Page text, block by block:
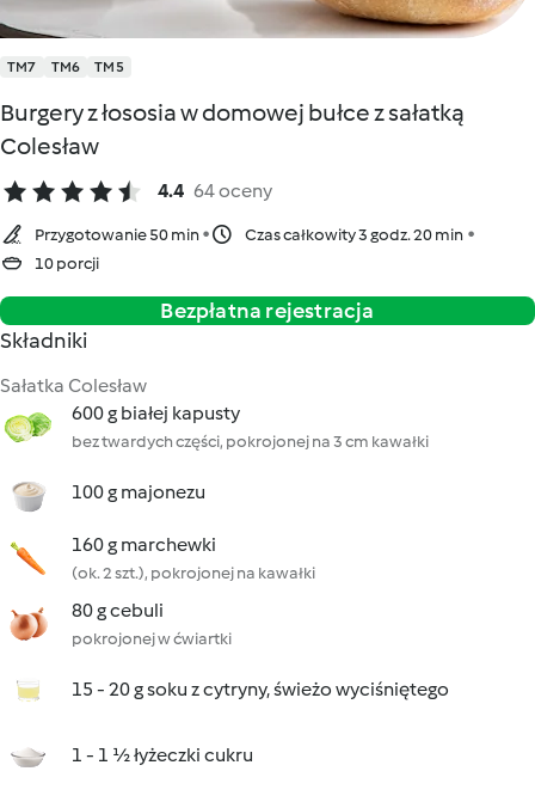
TM7 TM6 TM5
Burgery z łososia w domowej bułce z sałatką
Colesław
4.4 64 oceny
Przygotowanie 50 min
Czas całkowity 3 godz. 20 min
10 porcji
Bezpłatna rejestracja
Składniki
Sałatka Colesław
600 g białej kapusty
bez twardych części, pokrojonej na 3 cm kawałki
100 g majonezu
160 g marchewki
(ok. 2 szt.), pokrojonej na kawałki
80 g cebuli
pokrojonej w ćwiartki
15 - 20 g soku z cytryny, świeżo wyciśniętego
1 - 1 ½ łyżeczki cukru